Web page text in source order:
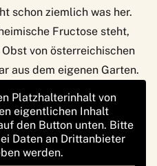
schon ziemlich was her.
Fructose steht,
von österreichischen
aus dem eigenen Garten.
Platzhalterinhalt von
eigentlichen Inhalt
den Button unten. Bitte
Daten an Drittanbieter
werden.